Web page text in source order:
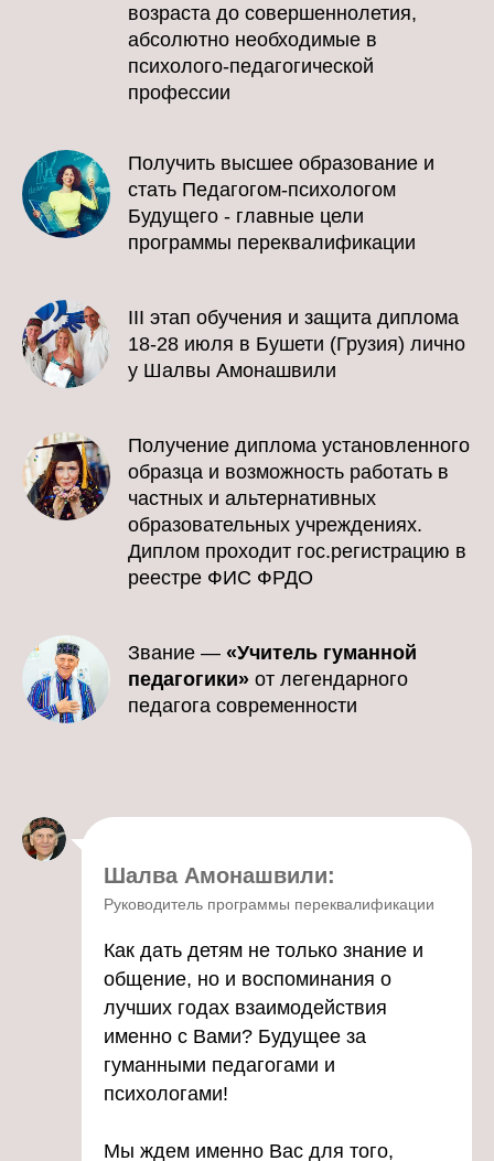
возраста до совершеннолетия,
абсолютно необходимые в
психолого-педагогической
профессии
Получить высшее образование и
стать Педагогом-психологом
Будущего - главные цели
программы переквалификации
III этап обучения и защита диплома
18-28 июля в Бушети (Грузия) лично
у Шалвы Амонашвили
Получение диплома установленного
образца и возможность работать в
частных и альтернативных
образовательных учреждениях.
Диплом проходит гос.регистрацию в
реестре ФИС ФРДО
Звание — «Учитель гуманной
педагогики» от легендарного
педагога современности
Шалва Амонашвили:
Руководитель программы переквалификации
Как дать детям не только знание и
общение, но и воспоминания о
лучших годах взаимодействия
именно с Вами? Будущее за
гуманными педагогами и
психологами!
Мы ждем именно Вас для того,